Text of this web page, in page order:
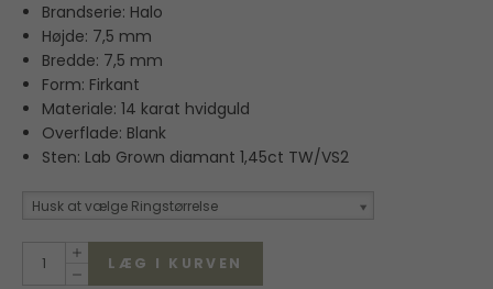
Brandserie: Halo
Højde: 7,5 mm
Bredde: 7,5 mm
Form: Firkant
Materiale: 14 karat hvidguld
Overflade: Blank
Sten: Lab Grown diamant 1,45ct TW/VS2
Husk at vælge Ringstørrelse
LÆG I KURVEN